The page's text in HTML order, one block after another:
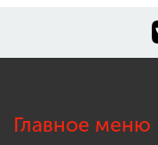
Главное меню